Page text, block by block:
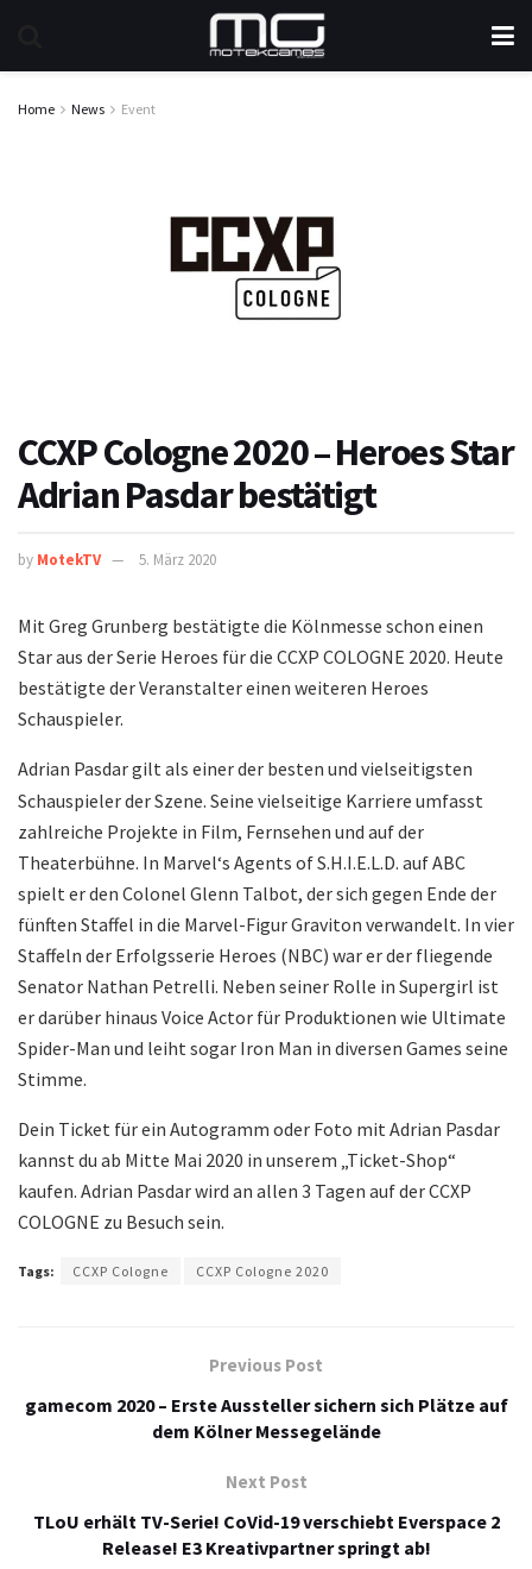
Home News Event
CCXP Cologne 2020 – Heroes Star
Adrian Pasdar bestätigt
by MotekTV 5. März 2020
Mit Greg Grunberg bestätigte die Kölnmesse schon einen
Star aus der Serie Heroes für die CCXP COLOGNE 2020. Heute
bestätigte der Veranstalter einen weiteren Heroes
Schauspieler.
Adrian Pasdar gilt als einer der besten und vielseitigsten
Schauspieler der Szene. Seine vielseitige Karriere umfasst
zahlreiche Projekte in Film, Fernsehen und auf der
Theaterbühne. In Marvel‘s Agents of S.H.I.E.L.D. auf ABC
spielt er den Colonel Glenn Talbot, der sich gegen Ende der
fünften Staffel in die Marvel-Figur Graviton verwandelt. In vier
Staffeln der Erfolgsserie Heroes (NBC) war er der fliegende
Senator Nathan Petrelli. Neben seiner Rolle in Supergirl ist
er darüber hinaus Voice Actor für Produktionen wie Ultimate
Spider-Man und leiht sogar Iron Man in diversen Games seine
Stimme.
Dein Ticket für ein Autogramm oder Foto mit Adrian Pasdar
kannst du ab Mitte Mai 2020 in unserem „Ticket-Shop“
kaufen. Adrian Pasdar wird an allen 3 Tagen auf der CCXP
COLOGNE zu Besuch sein.
Tags: CCXP Cologne CCXP Cologne 2020
Previous Post
gamecom 2020 – Erste Aussteller sichern sich Plätze auf
dem Kölner Messegelände
Next Post
TLoU erhält TV-Serie! CoVid-19 verschiebt Everspace 2
Release! E3 Kreativpartner springt ab!